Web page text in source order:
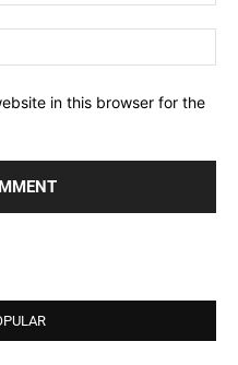
in this browser for the